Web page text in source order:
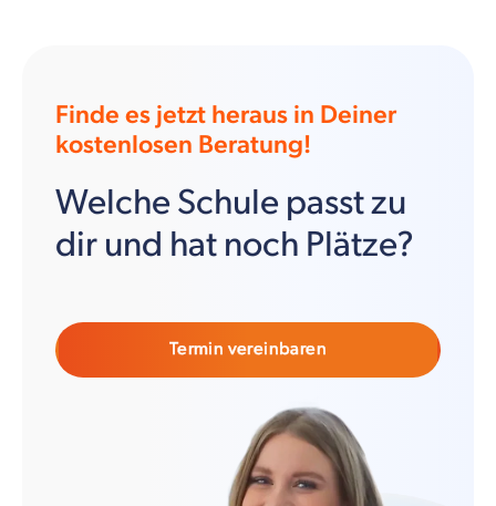
Finde es jetzt heraus in Deiner
kostenlosen Beratung!
Welche Schule passt zu
dir und hat noch Plätze?
Termin vereinbaren